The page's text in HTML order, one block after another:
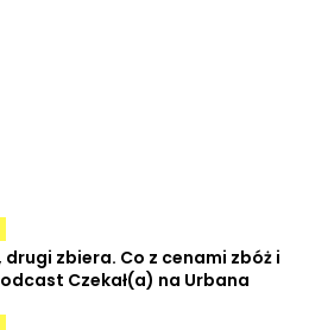
drugi zbiera. Co z cenami zbóż i
Czekał(a) na Urbana